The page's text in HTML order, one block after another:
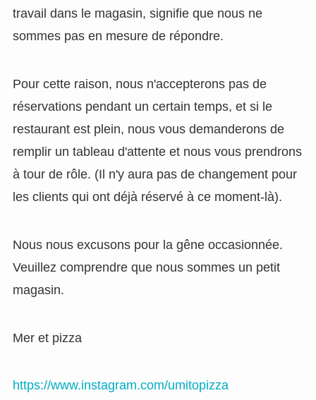
travail dans le magasin, signifie que nous ne
sommes pas en mesure de répondre.
Pour cette raison, nous n'accepterons pas de
réservations pendant un certain temps, et si le
restaurant est plein, nous vous demanderons de
remplir un tableau d'attente et nous vous prendrons
à tour de rôle. (Il n'y aura pas de changement pour
les clients qui ont déjà réservé à ce moment-là).
Nous nous excusons pour la gêne occasionnée.
Veuillez comprendre que nous sommes un petit
magasin.
Mer et pizza
https://www.instagram.com/umitopizza